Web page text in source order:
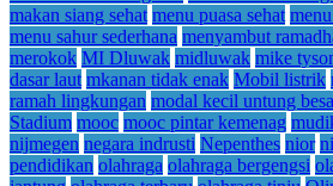
makan siang sehat menu puasa sehat
menu sahur sederhana menyambut
merokok MI Dluwak midluwak mike
dasar laut mkanan tidak enak Mobil listrik
ramah lingkungan modal kecil untung
Stadium mooc mooc pintar kemenag
nijmegen negara indrusti Nepenthes nior
pendidikan olahraga olahraga bergengsi